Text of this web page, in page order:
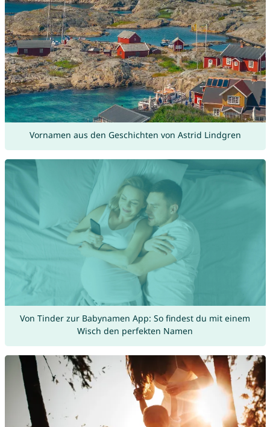
Vornamen aus den Geschichten von Astrid Lindgren
Von Tinder zur Babynamen App: So findest du mit einem
Wisch den perfekten Namen